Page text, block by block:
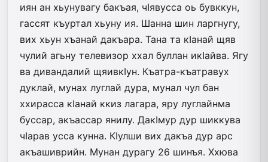
иян ан хьунувагу бакъая, чIявусса оь бувккун,
гассят къуртал хьуну ия. Шанна шин ларгнугу,
вих хьун хъанай дакъара. Тана та кIанай щяв
чулий агьну телевизор ххал буллан икIайва. Ягу
ва дивандалий щяивкIун. Къатра-къатравух
дук­лай, мунах луглай дура, мунал чул бан
ххирасса кIанай ккиз лагара, яру луглайнма
буссар, акъассар янилу. ДакIмур дур шиккува
чIарав усса кунна. КIулши вих дакъа дур арс
акъашиврийн. Мунан дурагу 26 шинъя. Ххюва